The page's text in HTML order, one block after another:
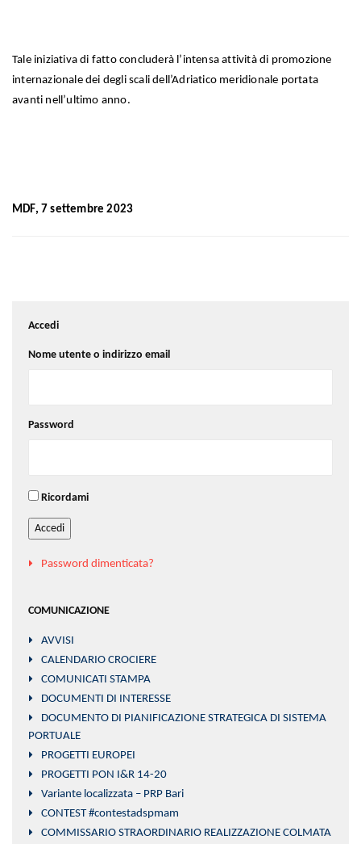
Tale iniziativa di fatto concluderà l’intensa attività di promozione
internazionale dei degli scali dell’Adriatico meridionale portata
avanti nell’ultimo anno.
MDF, 7 settembre 2023
Accedi
Nome utente o indirizzo email
Password
Ricordami
Accedi
Password dimenticata?
COMUNICAZIONE
AVVISI
CALENDARIO CROCIERE
COMUNICATI STAMPA
DOCUMENTI DI INTERESSE
DOCUMENTO DI PIANIFICAZIONE STRATEGICA DI SISTEMA
PORTUALE
PROGETTI EUROPEI
PROGETTI PON I&R 14-20
Variante localizzata – PRP Bari
CONTEST #contestadspmam
COMMISSARIO STRAORDINARIO REALIZZAZIONE COLMATA